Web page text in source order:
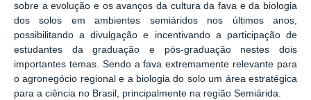
sobre a evolução e os avanços da cultura da fava e da biologia
dos solos em ambientes semiáridos nos últimos anos,
possibilitando a divulgação e incentivando a participação de
estudantes da graduação e pós-graduação nestes dois
importantes temas. Sendo a fava extremamente relevante para
o agronegócio regional e a biologia do solo um área estratégica
para a ciência no Brasil, principalmente na região Semiárida.